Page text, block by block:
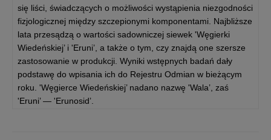
się liści, świadczących o możliwości wystąpienia niezgodności
fizjologicznej między szczepionymi komponentami. Najbliższe
lata przesądzą o wartości sadowniczej siewek 'Węgierki
Wiedeńskiej’ i 'Eruni’, a także o tym, czy znajdą one szersze
zastosowanie w produkcji. Wyniki wstępnych badań dały
podstawę do wpisania ich do Rejestru Odmian w bieżącym
roku. 'Węgierce Wiedeńskiej’ nadano nazwę 'Wala’, zaś
'Eruni’ — 'Erunosid’.